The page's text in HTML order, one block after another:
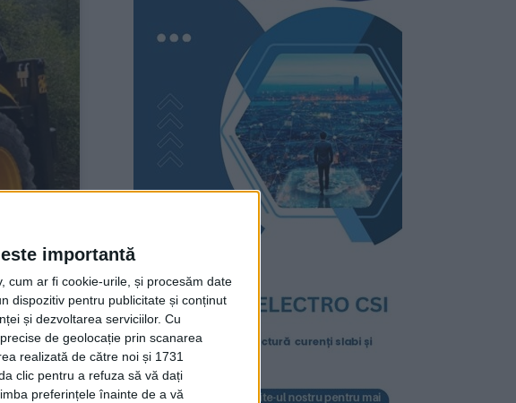
importantă
cum ar fi cookie-urile, și procesăm date
dispozitiv pentru publicitate și conținut
și dezvoltarea serviciilor. Cu
de geolocație prin scanarea
realizată de către noi și 1731
clic pentru a refuza să vă dați
preferințele înainte de a vă